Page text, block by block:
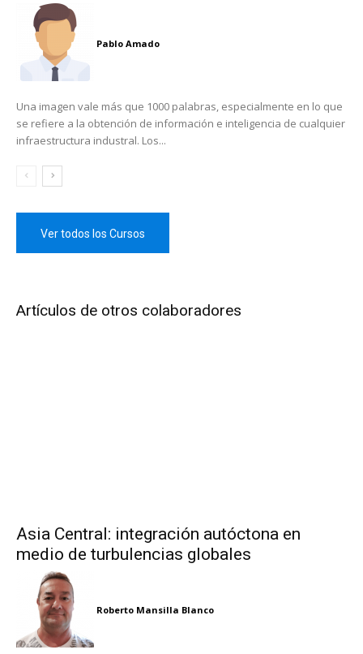
Pablo Amado
Una imagen vale más que 1000 palabras, especialmente en lo que
se refiere a la obtención de información e inteligencia de cualquier
infraestructura industral. Los...
Ver todos los Cursos
Artículos de otros colaboradores
Asia Central: integración autóctona en
medio de turbulencias globales
Roberto Mansilla Blanco